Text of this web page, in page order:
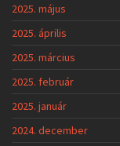
2025. május
2025. április
2025. március
2025. február
2025. január
2024. december